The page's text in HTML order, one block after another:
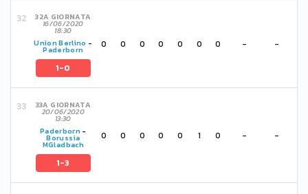
32A GIORNATA
16/06/2020
18:30
Union Berlino -
Paderborn
1-0
0 0 0 0 0 0 0 - -
33A GIORNATA
20/06/2020
13:30
Paderborn -
Borussia
MGladbach
1-3
0 0 0 0 0 1 0 - -